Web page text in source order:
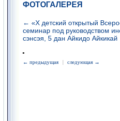
ФОТОГАЛЕРЕЯ
← «Х детский открытый
семинар под руководством
сэнсэя, 5 дан Айкидо Айкикай
← предыдущая | следующая →